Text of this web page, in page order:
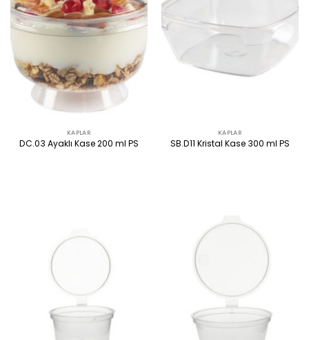
KAPLAR
DC.03 Ayaklı Kase 200 ml PS
KAPLAR
SB.D11 Kristal Kase 300 ml PS